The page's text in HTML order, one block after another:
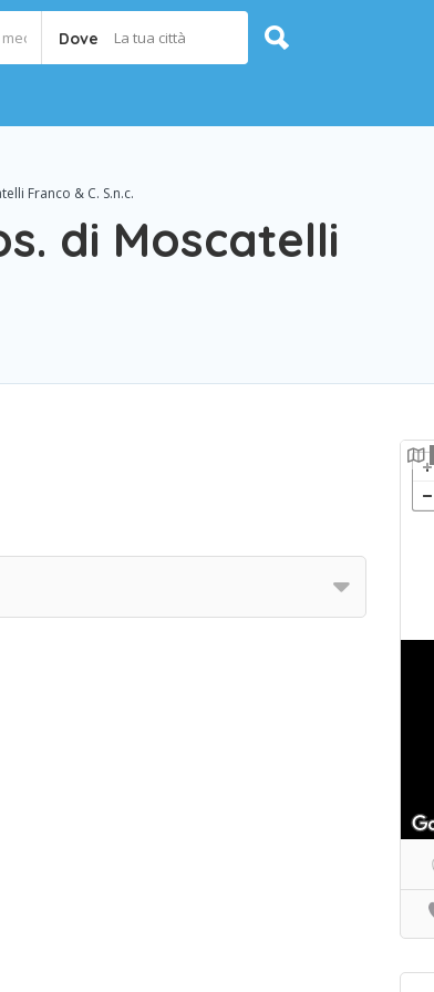
Dove La tua città
Franco & C. S.n.c.
di Moscatelli